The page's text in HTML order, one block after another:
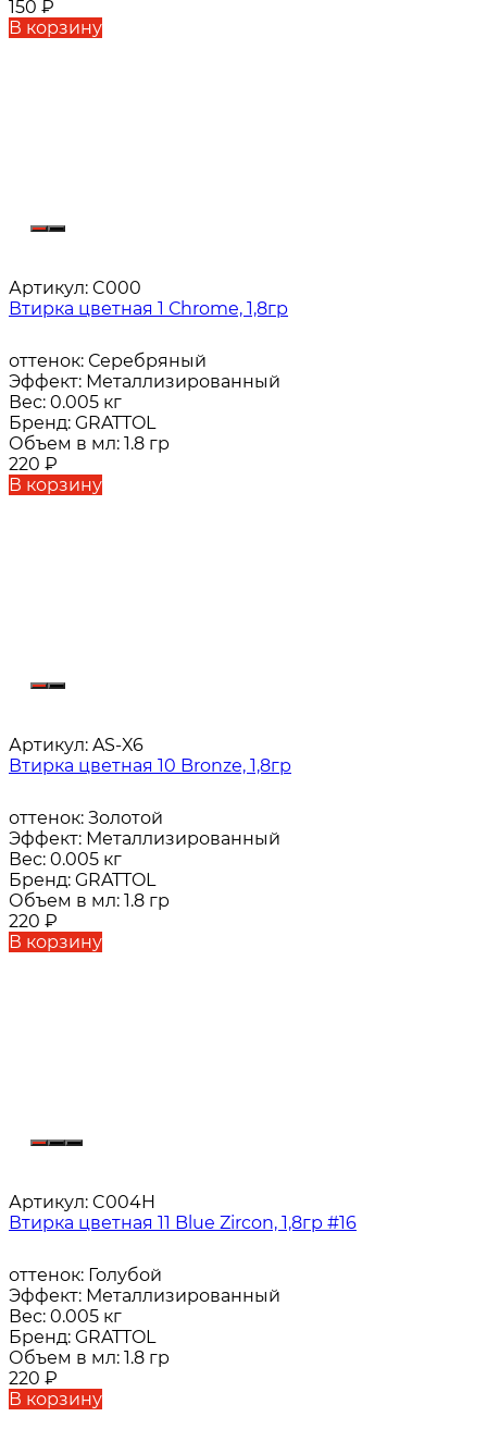
150 ₽
В корзину
Артикул: C000
Втирка цветная 1 Сhrome, 1,8гр
оттенок: Серебряный
Эффект: Металлизированный
Вес: 0.005 кг
Бренд: GRATTOL
Объем в мл: 1.8 гр
220 ₽
В корзину
Артикул: AS-X6
Втирка цветная 10 Bronze, 1,8гр
оттенок: Золотой
Эффект: Металлизированный
Вес: 0.005 кг
Бренд: GRATTOL
Объем в мл: 1.8 гр
220 ₽
В корзину
Артикул: C004H
Втирка цветная 11 Blue Zircon, 1,8гр #16
оттенок: Голубой
Эффект: Металлизированный
Вес: 0.005 кг
Бренд: GRATTOL
Объем в мл: 1.8 гр
220 ₽
В корзину